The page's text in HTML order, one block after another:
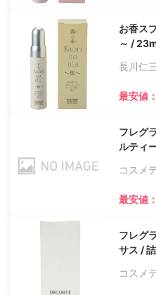
お香ス
～ /
長川仁
最安値
フレグ
ルティ
コスメ
最安値
フレグ
サス /
コスメ